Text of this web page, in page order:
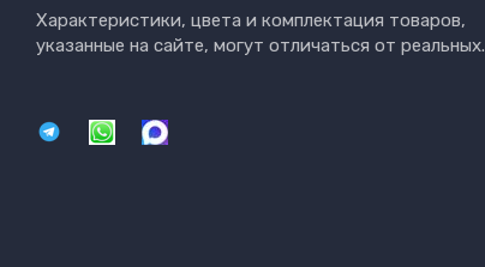
Характеристики, цвета и комплектация товаров,
указанные на сайте, могут отличаться от реальных.